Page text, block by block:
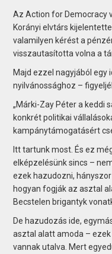
Az Action for Democracy
Korányi elvtárs
valamilyen kérést a
visszautasította volna a
Majd ezzel nagyjából egy
nyilvánossághoz –
„Márki-Zay Péter a keddi
konkrét politikai
kampánytámogatásért
Itt tartunk most. És ez
elképzelésünk sincs –
ezek hazudozni,
hogyan fogják az asztal
Becstelen brigantyk
De hazudozás ide,
asztal alatt amoda –
vannak utalva. Mert